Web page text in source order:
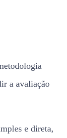
a avaliação
e direta,